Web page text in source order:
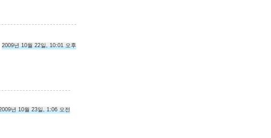
2009년 10월 22일, 10:01 오후
년 10월 23일, 1:06 오전